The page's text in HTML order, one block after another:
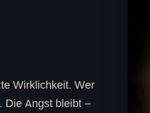
Wirklichkeit. Wer
Die Angst bleibt –